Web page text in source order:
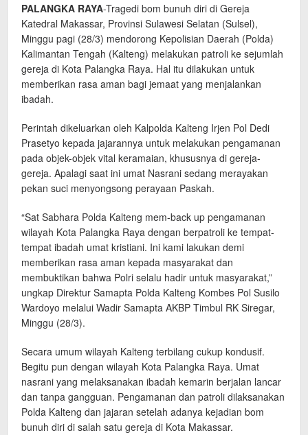
PALANGKA RAYA-Tragedi bom bunuh diri di Gereja
Katedral Makassar, Provinsi Sulawesi Selatan (Sulsel),
Minggu pagi (28/3) mendorong Kepolisian Daerah (Polda)
Kalimantan Tengah (Kalteng) melakukan patroli ke sejumlah
gereja di Kota Palangka Raya. Hal itu dilakukan untuk
memberikan rasa aman bagi jemaat yang menjalankan
ibadah.
Perintah dikeluarkan oleh Kalpolda Kalteng Irjen Pol Dedi
Prasetyo kepada jajarannya untuk melakukan pengamanan
pada objek-objek vital keramaian, khususnya di gereja-
gereja. Apalagi saat ini umat Nasrani sedang merayakan
pekan suci menyongsong perayaan Paskah.
“Sat Sabhara Polda Kalteng mem-back up pengamanan
wilayah Kota Palangka Raya dengan berpatroli ke tempat-
tempat ibadah umat kristiani. Ini kami lakukan demi
memberikan rasa aman kepada masyarakat dan
membuktikan bahwa Polri selalu hadir untuk masyarakat,”
ungkap Direktur Samapta Polda Kalteng Kombes Pol Susilo
Wardoyo melalui Wadir Samapta AKBP Timbul RK Siregar,
Minggu (28/3).
Secara umum wilayah Kalteng terbilang cukup kondusif.
Begitu pun dengan wilayah Kota Palangka Raya. Umat
nasrani yang melaksanakan ibadah kemarin berjalan lancar
dan tanpa gangguan. Pengamanan dan patroli dilaksanakan
Polda Kalteng dan jajaran setelah adanya kejadian bom
bunuh diri di salah satu gereja di Kota Makassar.